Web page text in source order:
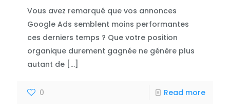
Vous avez remarqué que vos annonces
Google Ads semblent moins performantes
ces derniers temps ? Que votre position
organique durement gagnée ne génère plus
autant de […]
0 Read more